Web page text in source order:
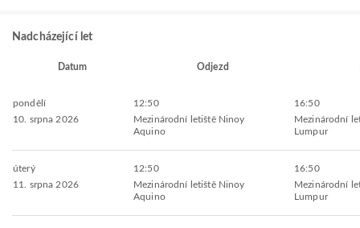
Nadcházející let
Datum Odjezd
pondělí
10. srpna 2026
12:50
Mezinárodní letiště Ninoy
Aquino
16:50
Mezinárodní
Lumpur
úterý
11. srpna 2026
12:50
Mezinárodní letiště Ninoy
Aquino
16:50
Mezinárodní
Lumpur